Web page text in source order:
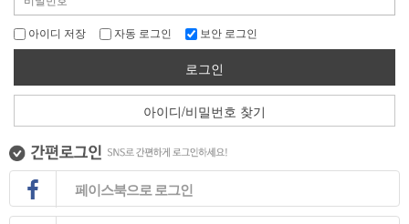
아이디 저장 자동 로그인 보안 로그인
로그인
아이디/비밀번호 찾기
페이스북으로 로그인